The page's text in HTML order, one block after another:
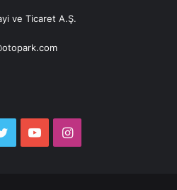
ve Ticaret A.Ş.
Twitter YouTubeInstagram